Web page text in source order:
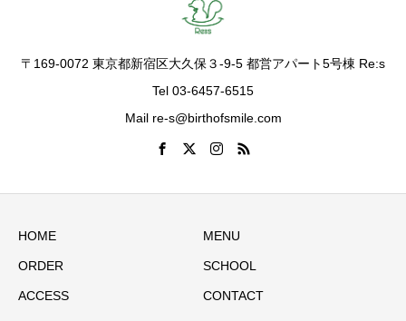
〒169-0072 東京都新宿区大久保３-9-5 都営アパート5号棟 Re:s
Tel 03-6457-6515
Mail re-s@birthofsmile.com
HOME MENU
ORDER SCHOOL
ACCESS CONTACT